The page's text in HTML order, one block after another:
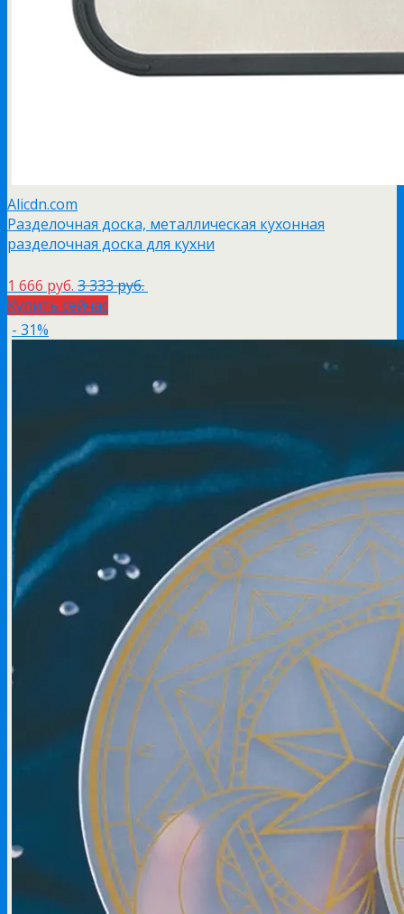
Alicdn.com
Разделочная доска, металлическая кухонная
разделочная доска для кухни
1 666 руб. 3 333 руб.
Купить сейчас
- 31%